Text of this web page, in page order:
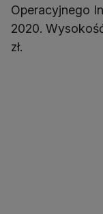
Operacyjnego
2020.
zł.